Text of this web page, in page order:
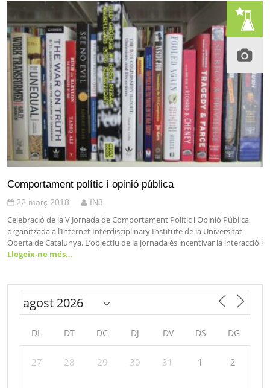
Comportament polític i opinió pública
22 març 2018 IN3
Celebració de la V Jornada de Comportament Polític i Opinió Pública
organitzada a l’Internet Interdisciplinary Institute de la Universitat
Oberta de Catalunya. L’objectiu de la jornada és incentivar la interacció i
Llegeix-ne més…
DL DT DC DJ DV DS DG
27 28 29 30 31 1 2